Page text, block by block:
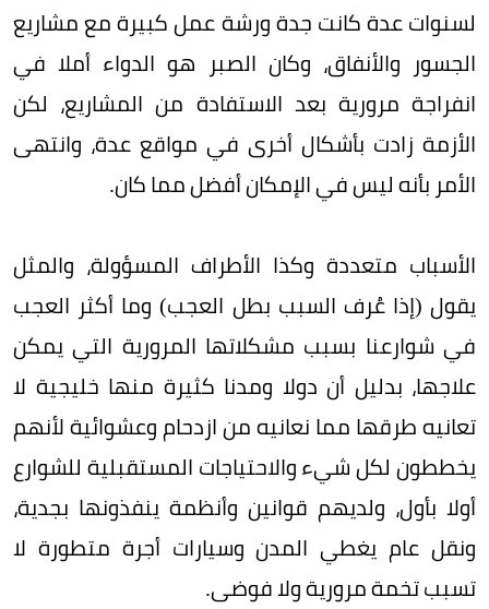
لسنوات عدة كانت جدة ورشة عمل كبيرة مع مشاريع
الجسور والأنفاق، وكان الصبر هو الدواء أملا في
انفراجة مرورية بعد الاستفادة من المشاريع، لكن
الأزمة زادت بأشكال أخرى في مواقع عدة، وانتهى
الأمر بأنه ليس في الإمكان أفضل مما كان.
الأسباب متعددة وكذا الأطراف المسؤولة، والمثل
يقول (إذا عُرف السبب بطل العجب) وما أكثر العجب
في شوارعنا بسبب مشكلاتها المرورية التي يمكن
علاجها، بدليل أن دولا ومدنا كثيرة منها خليجية لا
تعانيه طرقها مما نعانيه من ازدحام وعشوائية لأنهم
يخططون لكل شيء والاحتياجات المستقبلية للشوارع
أولا بأول، ولديهم قوانين وأنظمة ينفذونها بجدية،
ونقل عام يغطي المدن وسيارات أجرة متطورة لا
تسبب تخمة مرورية ولا فوضى.